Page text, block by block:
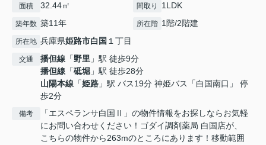
面積 32.44㎡ 間取り 1LDK
築年数 築11年 所在階 1階/2階建
所在地 兵庫県姫路市白国 １丁目
交通 播但線 「野里 」駅 徒歩9分
播但線 「砥堀 」駅 徒歩28分
山陽本線 「姫路 」駅 バス19分 神姫バス「白国南口」 停
歩2分
備考
「エスペランサ白国Ⅱ」の物件情報をお探しならお気軽
にお問い合わせください！ゴダイ調剤薬局 白国店が、
こちらの物件から263mのところにあります！移動範囲